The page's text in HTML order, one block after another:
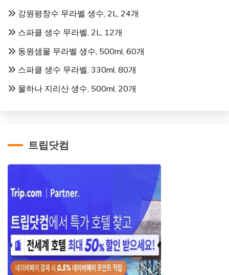
강원평창수 무라벨 생수, 2L, 24개
스파클 생수 무라벨, 2L, 12개
동원샘물 무라벨 생수, 500ml, 60개
스파클 생수 무라벨, 330ml, 80개
물하나 지리산 생수, 500ml, 20개
트립닷컴